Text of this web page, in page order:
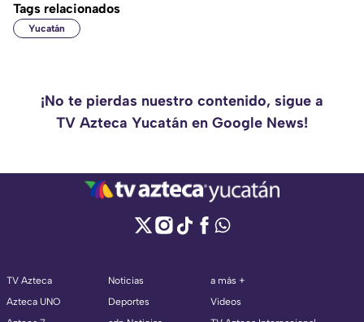
Tags relacionados
Yucatán
¡No te pierdas nuestro contenido, sigue a
TV Azteca Yucatán en Google News!
TV Azteca
Azteca UNO
Noticias
Deportes
a más +
Videos